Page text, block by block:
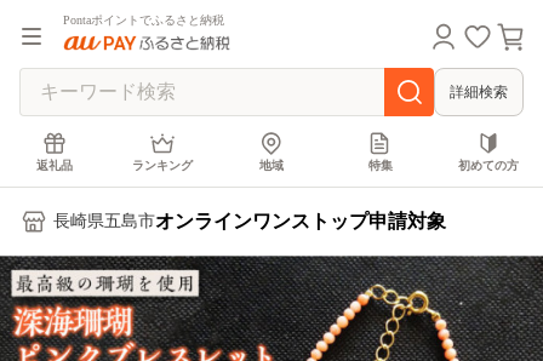
Pontaポイントでふるさと納税
詳細検索
返礼品 ランキング 地域 特集 初めての方
長崎県五島市オンラインワンストップ申請対象